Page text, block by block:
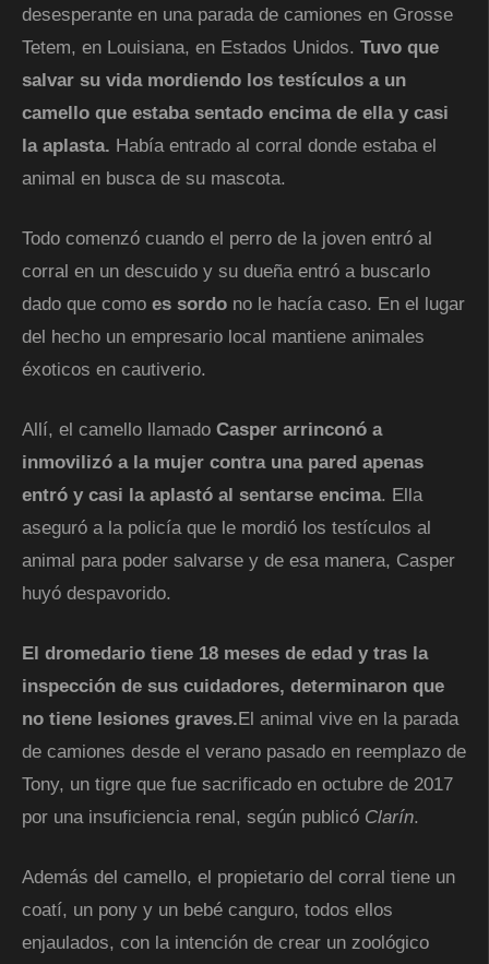
desesperante en una parada de camiones en Grosse
Tetem, en Louisiana, en Estados Unidos. Tuvo que
salvar su vida mordiendo los testículos a un
camello que estaba sentado encima de ella y casi
la aplasta. Había entrado al corral donde estaba el
animal en busca de su mascota.
Todo comenzó cuando el perro de la joven entró al
corral en un descuido y su dueña entró a buscarlo
dado que como es sordo no le hacía caso. En el lugar
del hecho un empresario local mantiene animales
éxoticos en cautiverio.
Allí, el camello llamado Casper arrinconó a
inmovilizó a la mujer contra una pared apenas
entró y casi la aplastó al sentarse encima. Ella
aseguró a la policía que le mordió los testículos al
animal para poder salvarse y de esa manera, Casper
huyó despavorido.
El dromedario tiene 18 meses de edad y tras la
inspección de sus cuidadores, determinaron que
no tiene lesiones graves.El animal vive en la parada
de camiones desde el verano pasado en reemplazo de
Tony, un tigre que fue sacrificado en octubre de 2017
por una insuficiencia renal, según publicó Clarín.
Además del camello, el propietario del corral tiene un
coatí, un pony y un bebé canguro, todos ellos
enjaulados, con la intención de crear un zoológico